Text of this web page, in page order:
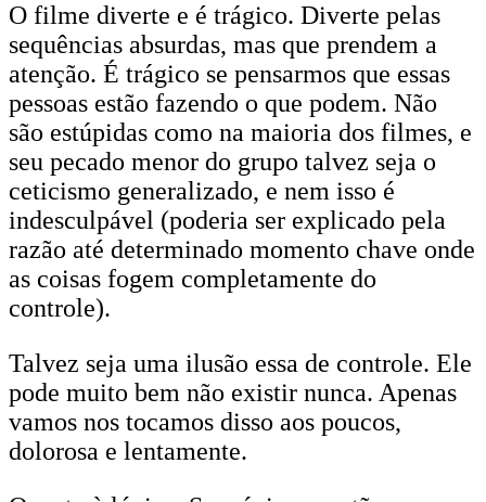
O filme diverte e é trágico. Diverte pelas
sequências absurdas, mas que prendem a
atenção. É trágico se pensarmos que essas
pessoas estão fazendo o que podem. Não
são estúpidas como na maioria dos filmes, e
seu pecado menor do grupo talvez seja o
ceticismo generalizado, e nem isso é
indesculpável (poderia ser explicado pela
razão até determinado momento chave onde
as coisas fogem completamente do
controle).
Talvez seja uma ilusão essa de controle. Ele
pode muito bem não existir nunca. Apenas
vamos nos tocamos disso aos poucos,
dolorosa e lentamente.